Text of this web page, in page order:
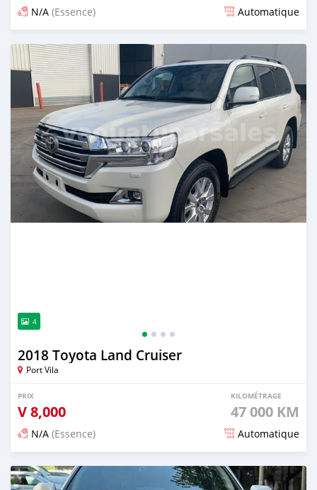
N/A (Essence) Automatique
Publié il y a 17 jours
4
2018 Toyota Land Cruiser
Port Vila
PRIX
V8,000
KILOMÉTRAGE
47 000 KM
N/A (Essence) Automatique
Publié il y a 19 jours